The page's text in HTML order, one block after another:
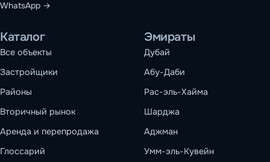
WhatsApp →
Каталог
Все объекты
Застройщики
Районы
Вторичный рынок
Аренда и перепродажа
Глоссарий
Эмираты
Дубай
Абу-Даби
Рас-эль-Хайма
Шарджа
Аджман
Умм-эль-Кувейн